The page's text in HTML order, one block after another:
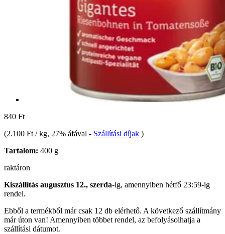
840 Ft
(2.100 Ft / kg, 27% áfával - Szállítási díjak )
Tartalom: 400 g
raktáron
Kiszállítás augusztus 12., szerda-ig, amennyiben hétfő 23:59-ig
rendel.
Ebből a termékből már csak 12 db elérhető. A következő szállítmány
már úton van! Amennyiben többet rendel, az befolyásolhatja a
szállítási dátumot.